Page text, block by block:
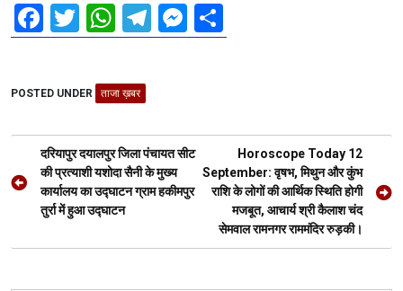
F
a
b
o
o
k
T
wi
tt
er
W
h
at
s
A
p
p
T
el
a
m
M
es
g
er
h
POSTED UNDER ताजा ख़बर
Post
navigation
दरियापुर दयालपुर जिला पंचायत सीट
की प्रत्याशी यशोदा सैनी के मुख्य
कार्यालय का उद्घाटन ग्राम हकीमपुर
तुर्रा में हुआ उद्घाटन
Horoscope Today 12
September: वृषभ, मिथुन और कुंभ
राशि के लोगों की आर्थिक स्थिति होगी
मजबूत, आचार्य श्री कैलाश चंद
सेमवाल रामनगर राममंदिर रुड़की।